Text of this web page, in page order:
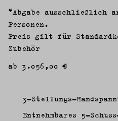
*Abgabe ausschließlich
Personen.
Preis gilt für
Zubehör
ab 3.056,00 €
3-Stellungs-
Entnehmbares 5-